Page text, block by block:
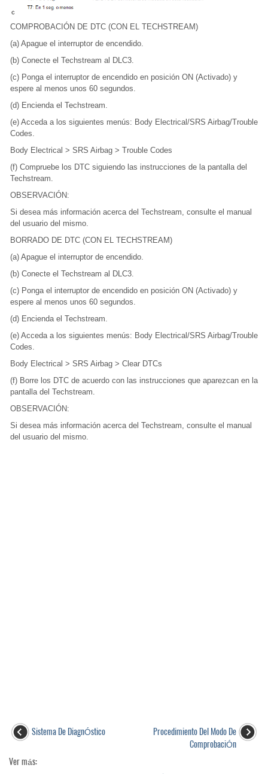
COMPROBACIÓN DE DTC (CON EL TECHSTREAM)
(a) Apague el interruptor de encendido.
(b) Conecte el Techstream al DLC3.
(c) Ponga el interruptor de encendido en posición ON (Activado) y
espere al menos unos 60 segundos.
(d) Encienda el Techstream.
(e) Acceda a los siguientes menús: Body Electrical/SRS Airbag/Trouble
Codes.
Body Electrical > SRS Airbag > Trouble Codes
(f) Compruebe los DTC siguiendo las instrucciones de la pantalla del
Techstream.
OBSERVACIÓN:
Si desea más información acerca del Techstream, consulte el manual
del usuario del mismo.
BORRADO DE DTC (CON EL TECHSTREAM)
(a) Apague el interruptor de encendido.
(b) Conecte el Techstream al DLC3.
(c) Ponga el interruptor de encendido en posición ON (Activado) y
espere al menos unos 60 segundos.
(d) Encienda el Techstream.
(e) Acceda a los siguientes menús: Body Electrical/SRS Airbag/Trouble
Codes.
Body Electrical > SRS Airbag > Clear DTCs
(f) Borre los DTC de acuerdo con las instrucciones que aparezcan en la
pantalla del Techstream.
OBSERVACIÓN:
Si desea más información acerca del Techstream, consulte el manual
del usuario del mismo.
Sistema De DiagnÓstico
Procedimiento Del Modo De
ComprobaciÓn
Ver más: